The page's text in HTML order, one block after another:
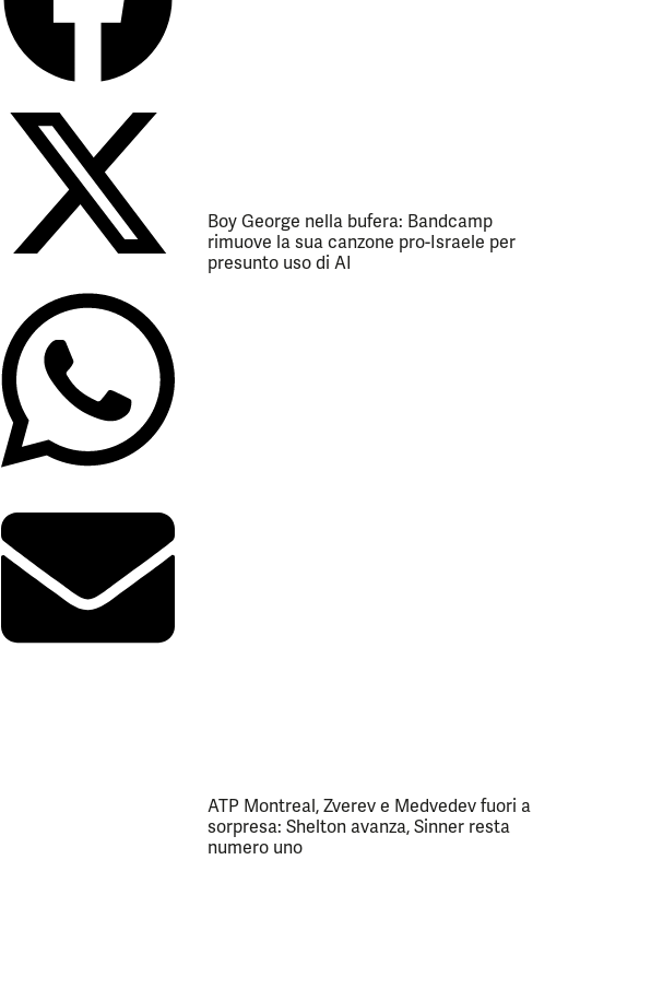
Boy George nella bufera: Bandcamp
rimuove la sua canzone pro-Israele per
presunto uso di AI
ATP Montreal, Zverev e Medvedev fuori a
sorpresa: Shelton avanza, Sinner resta
numero uno